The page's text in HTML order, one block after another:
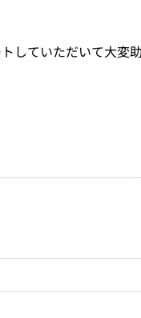
していただいて大変